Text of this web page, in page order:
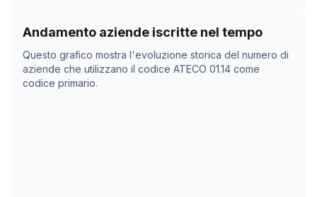
Andamento aziende iscritte nel tempo
Questo grafico mostra l'evoluzione storica del numero di
aziende che utilizzano il codice ATECO 01.14 come
codice primario.
Storico numero di aziende con codice ATECO
Data rilevazione
12/05/2025
8
27/06/2025